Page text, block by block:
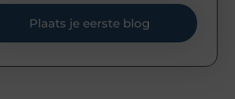
Plaats je eerste blog